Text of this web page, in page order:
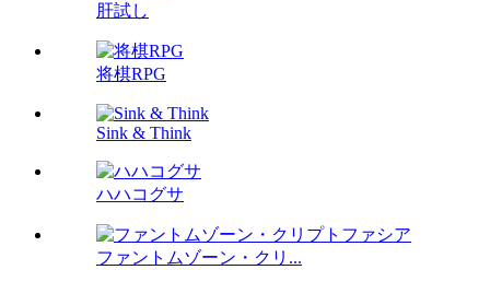
肝試し
将棋RPG
Sink & Think
ハハコグサ
ファントムゾーン・クリ...